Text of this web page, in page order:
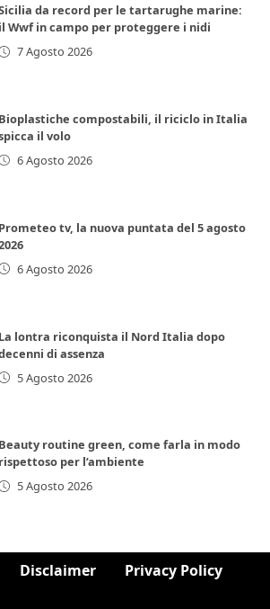
da record per le tartarughe marine:
il Wwf in campo per proteggere i nidi
7 Agosto 2026
Bioplastiche compostabili, il riciclo in Italia
il volo
6 Agosto 2026
Prometeo tv, la nuova puntata del 5 agosto
6 Agosto 2026
La lontra riconquista il Nord Italia dopo
di assenza
5 Agosto 2026
Beauty routine green, come farla in modo
rispettoso per l’ambiente
5 Agosto 2026
Disclaimer Privacy Policy